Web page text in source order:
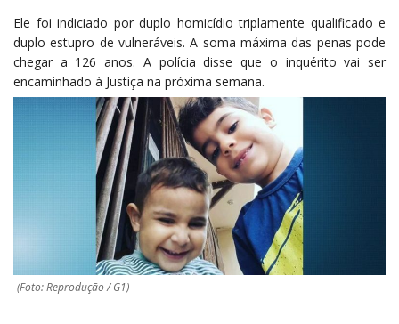
Ele foi indiciado por duplo homicídio triplamente qualificado e
duplo estupro de vulneráveis. A soma máxima das penas pode
chegar a 126 anos. A polícia disse que o inquérito vai ser
encaminhado à Justiça na próxima semana.
(Foto: Reprodução / G1)